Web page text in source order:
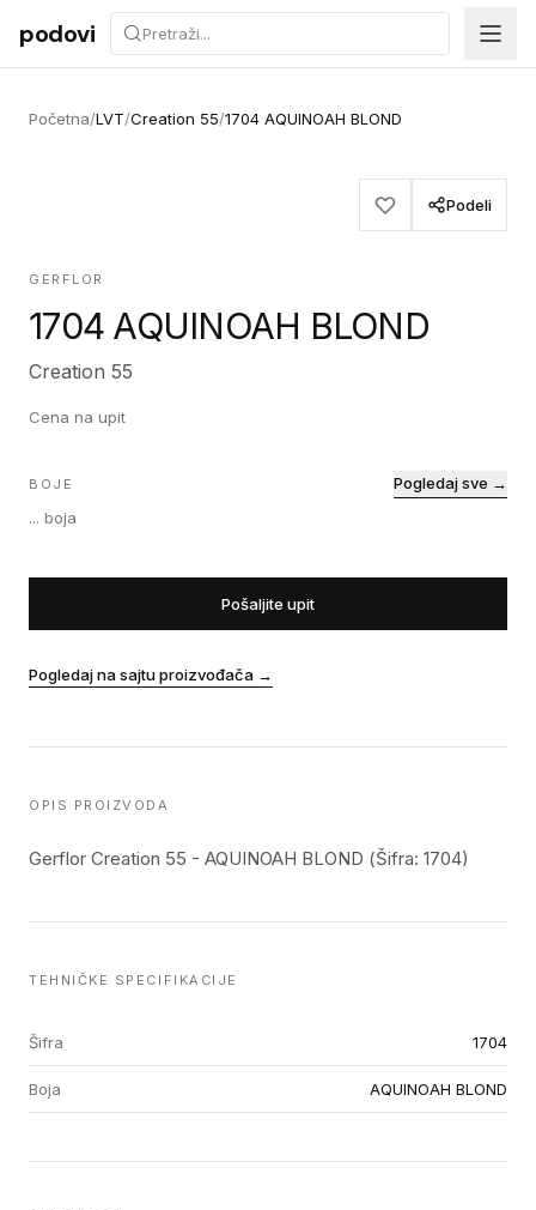
Preskoči na sadržaj
podovi
Početna/LVT/Creation 55/1704 AQUINOAH BLOND
Podeli
GERFLOR
1704 AQUINOAH BLOND
Creation 55
Cena na upit
BOJE
... boja
Pogledaj sve →
Pošaljite upit
Pogledaj na sajtu proizvođača →
OPIS PROIZVODA
Gerflor Creation 55 - AQUINOAH BLOND (Šifra: 1704)
TEHNIČKE SPECIFIKACIJE
Šifra 1704
Boja AQUINOAH BLOND